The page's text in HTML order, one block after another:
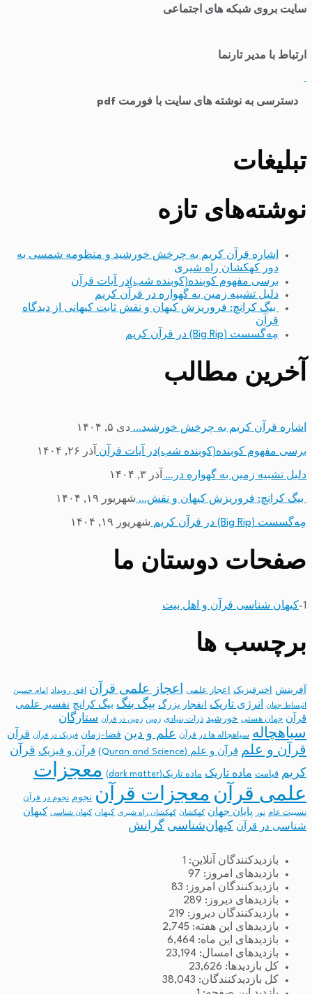
سایت بروی شبکه های اجتماعی
ارتباط با مدیر تارنما
دسترسی به نوشته های سایت با فورمت pdf
تبلیغات
نوشته‌های تازه
اشاره قرآن کریم به چرخش خورشید و منظومه شمسی به
دور کهکشان راه شیری
برسی مفهوم کوبنده(کوبنده شب)در آیات قرآن
دلیل تشبیه زمین به گهواره در قرآن کریم
بیگ کرانچ: فروریزش کیهان و نقش ثابت کیهانی از دیدگاه
قرآن
مِه‌گسست (Big Rip) در قرآن کریم
آخرین مطالب
اشاره قرآن کریم به چرخش خورشید… دی ۵, ۱۴۰۴
برسی مفهوم کوبنده(کوبنده شب)در آیات قرآن آذر ۲۶, ۱۴۰۴
دلیل تشبیه زمین به گهواره در… آذر ۳, ۱۴۰۴
بیگ کرانچ: فروریزش کیهان و نقش… شهریور ۱۹, ۱۴۰۴
مِه‌گسست (Big Rip) در قرآن کریم شهریور ۱۹, ۱۴۰۴
صفحات دوستان ما
1- کیهان شناسی قرآن و اهل بیت
برچسب ها
آفرینش اخترفیزیک اعجاز علمی اعجاز علمی قرآن افق رویداد امام حسین
انبساط جهان انرژی تاریک انفجار بزرگ بیگ بنگ بیگ کرانچ تفسیر علمی
قرآن جهان هستی خورشید ذرات بنیادی زمین زمین در قرآن ستارگان
سیاهچاله سیاهچاله ها در قرآن علم و دین فضا-زمان فیزیک در قرآن قرآن
قرآن و علم قرآن و علم (Quran and Science) قرآن و فیزیک قرآن
کریم قیامت ماده تاریک ماده تاریک(dark matter)
معجزات
علمی قرآن معجزات قرآن نجوم نجوم در قرآن
نسبیت عام نور پایان جهان کهکشان کهکشان راه شیری کیهان کیهان شناسی
کیهان
شناسی در قرآن
کیهان‌شناسی گرانش
بازدیدکنندگان آنلاین: 1
بازدیدهای امروز: 97
بازدیدکنندگان امروز: 83
بازدیدهای دیروز: 289
بازدیدکنندگان دیروز: 219
بازدیدهای این هفته: 2,745
بازدیدهای این ماه: 6,464
بازدیدهای امسال: 23,194
کل بازدیدها: 23,626
کل بازدیدکنند‌گان: 38,043